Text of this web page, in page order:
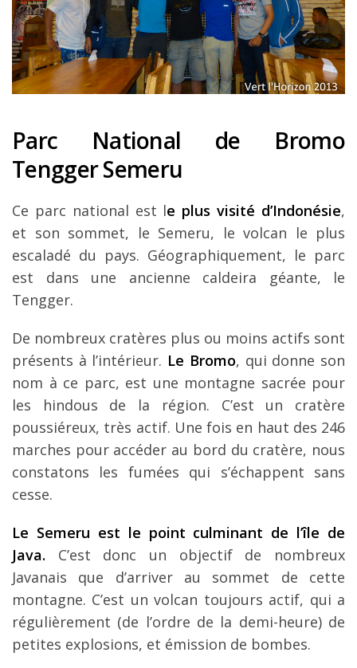
Parc National de Bromo
Tengger Semeru
Ce parc national est le plus visité d’Indonésie,
et son sommet, le Semeru, le volcan le plus
escaladé du pays. Géographiquement, le parc
est dans une ancienne caldeira géante, le
Tengger.
De nombreux cratères plus ou moins actifs sont
présents à l’intérieur. Le Bromo, qui donne son
nom à ce parc, est une montagne sacrée pour
les hindous de la région. C’est un cratère
poussiéreux, très actif. Une fois en haut des 246
marches pour accéder au bord du cratère, nous
constatons les fumées qui s’échappent sans
cesse.
Le Semeru est le point culminant de l’île de
Java. C’est donc un objectif de nombreux
Javanais que d’arriver au sommet de cette
montagne. C’est un volcan toujours actif, qui a
régulièrement (de l’ordre de la demi-heure) de
petites explosions, et émission de bombes.